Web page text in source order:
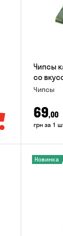
Чипсы
со
Чипсы
69,00
грн за 1
Новинка